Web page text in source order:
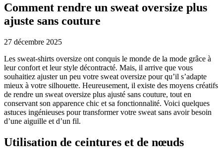
Comment rendre un sweat oversize plus
ajuste sans couture
27 décembre 2025
Les sweat-shirts oversize ont conquis le monde de la mode grâce à
leur confort et leur style décontracté. Mais, il arrive que vous
souhaitiez ajuster un peu votre sweat oversize pour qu’il s’adapte
mieux à votre silhouette. Heureusement, il existe des moyens créatifs
de rendre un sweat oversize plus ajusté sans couture, tout en
conservant son apparence chic et sa fonctionnalité. Voici quelques
astuces ingénieuses pour transformer votre sweat sans avoir besoin
d’une aiguille et d’un fil.
Utilisation de ceintures et de nœuds